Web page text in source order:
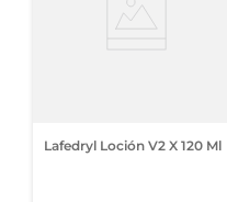
Lafedryl Loción V2 X 120 Ml